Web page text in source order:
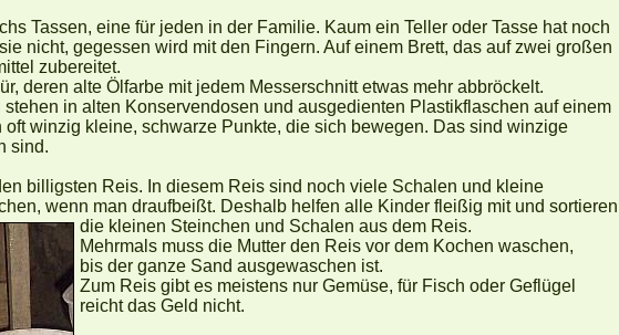
Tassen, eine für jeden in der Familie. Kaum ein Teller oder Tasse hat noch
nicht, gegessen wird mit den Fingern. Auf einem Brett, das auf zwei großen
zubereitet.
deren alte Ölfarbe mit jedem Messerschnitt etwas mehr abbröckelt.
in alten Konservendosen und ausgedienten Plastikflaschen auf einem
oft winzig kleine, schwarze Punkte, die sich bewegen. Das sind winzige
sind.
billigsten Reis. In diesem Reis sind noch viele Schalen und kleine
wenn man draufbeißt. Deshalb helfen alle Kinder fleißig mit und sortieren
die kleinen Steinchen und Schalen aus dem Reis.
Mehrmals muss die Mutter den Reis vor dem Kochen waschen,
bis der ganze Sand ausgewaschen ist.
Zum Reis gibt es meistens nur Gemüse, für Fisch oder Geflügel
reicht das Geld nicht.